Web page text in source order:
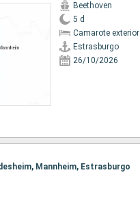
Beethoven
5 d
Camarote exterior
Estrasburgo
26/10/2026
Mannheim, Estrasburgo